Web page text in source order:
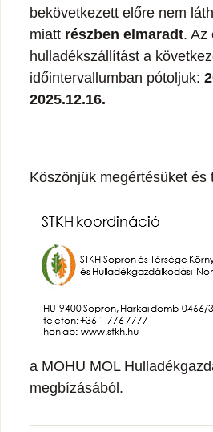
bekövetkezett előre nem
miatt részben elmaradt. Az
hulladékszállítást a
időintervallumban pótoljuk:
2025.12.16.
Köszönjük megértésüket és
a MOHU MOL
megbízásából.